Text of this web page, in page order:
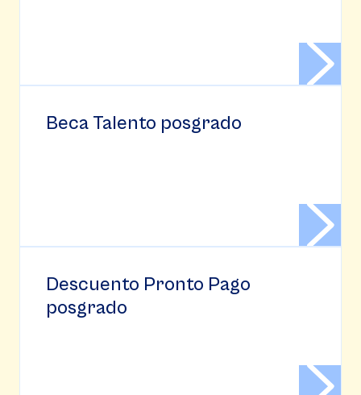
Beca Talento posgrado
Descuento Pronto Pago
posgrado